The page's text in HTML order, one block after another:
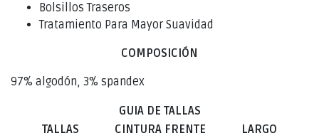
Bolsillos Traseros
Tratamiento Para Mayor Suavidad
COMPOSICIÓN
97% algodón, 3% spandex
GUIA DE TALLAS
TALLAS
CINTURA FRENTE
LARGO